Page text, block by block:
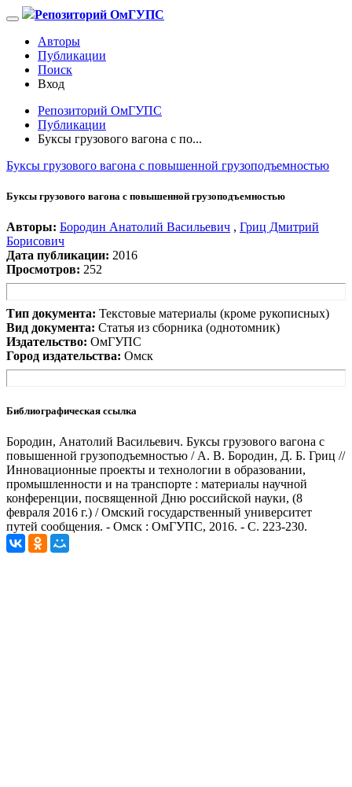
Репозиторий ОмГУПС
Авторы
Публикации
Поиск
Вход
Репозиторий ОмГУПС
Публикации
Буксы грузового вагона с по...
Буксы грузового вагона с повышенной грузоподъемностью
Буксы грузового вагона с повышенной грузоподъемностью
Авторы: Бородин Анатолий Васильевич , Гриц Дмитрий
Борисович
Дата публикации: 2016
Просмотров: 252
Тип документа: Текстовые материалы (кроме рукописных)
Вид документа: Статья из сборника (однотомник)
Издательство: ОмГУПС
Город издательства: Омск
Библиографическая ссылка
Бородин, Анатолий Васильевич. Буксы грузового вагона с
повышенной грузоподъемностью / А. В. Бородин, Д. Б. Гриц //
Инновационные проекты и технологии в образовании,
промышленности и на транспорте : материалы научной
конференции, посвященной Дню российской науки, (8
февраля 2016 г.) / Омский государственный университет
путей сообщения. - Омск : ОмГУПС, 2016. - С. 223-230.